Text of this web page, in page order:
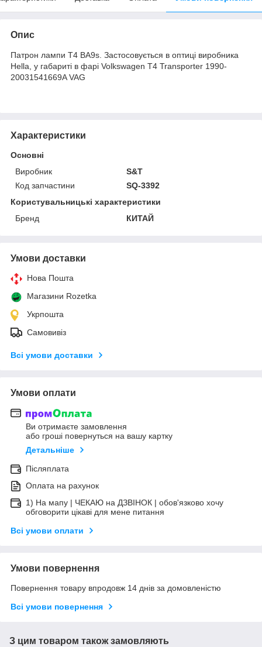
Опис
Патрон лампи T4 BA9s. Застосовується в оптиці виробника
Hella, у габариті в фарі Volkswagen T4 Transporter 1990-
20031541669A VAG
Характеристики
Основні
Виробник
S&T
Код запчастини
SQ-3392
Користувальницькі характеристики
Бренд
КИТАЙ
Умови доставки
Нова Пошта
Магазини Rozetka
Укрпошта
Самовивіз
Всі умови доставки
Умови оплати
Ви отримаєте замовлення
або гроші повернуться на вашу картку
Детальніше
Післяплата
Оплата на рахунок
1) На мапу | ЧЕКАЮ на ДЗВІНОК | обов'язково хочу
обговорити цікаві для мене питання
Всі умови оплати
Умови повернення
Повернення товару впродовж 14 днів за домовленістю
Всі умови повернення
З цим товаром також замовляють